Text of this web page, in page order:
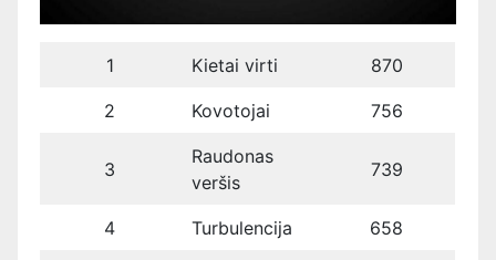
1 Kietai virti 870
2 Kovotojai 756
3
Raudonas
veršis
739
4 Turbulencija 658